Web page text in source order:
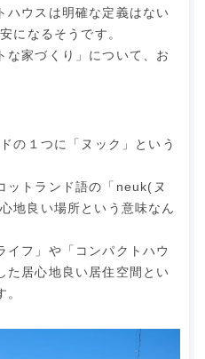
ハウスは明確な定義はない
になるそうです。
な家づくり」について、お
の１つに「ヌック」という
ットランド語の「neuk(ヌ
地良い場所という意味なん
イフ」や「コンパクトハウ
た居心地良い居住空間とい